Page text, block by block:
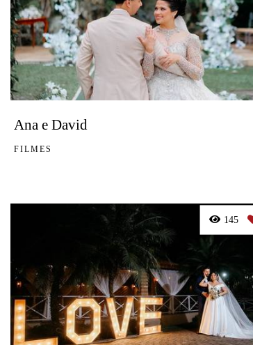
Ana e David
FILMES
145